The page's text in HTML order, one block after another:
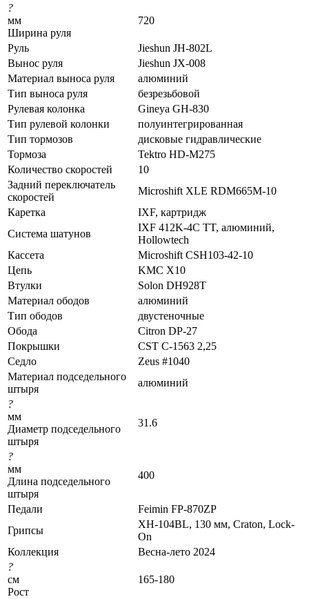
?
мм
Ширина руля
720
Руль
Jieshun JH-802L
Вынос руля
Jieshun JX-008
Материал выноса руля
алюминий
Тип выноса руля
безрезьбовой
Рулевая колонка
Gineya GH-830
Тип рулевой колонки
полуинтегрированная
Тип тормозов
дисковые гидравлические
Тормоза
Tektro HD-M275
Количество скоростей
10
Задний переключатель
скоростей
Microshift XLE RDM665M-10
Каретка
IXF, картридж
Система шатунов
IXF 412K-4C TT, алюминий,
Hollowtech
Кассета
Microshift CSH103-42-10
Цепь
KMC X10
Втулки
Solon DH928T
Материал ободов
алюминий
Тип ободов
двустеночные
Обода
Citron DP-27
Покрышки
CST C-1563 2,25
Седло
Zeus #1040
Материал подседельного
штыря
алюминий
?
мм
Диаметр подседельного
штыря
31.6
?
мм
Длина подседельного
штыря
400
Педали
Feimin FP-870ZP
Грипсы
XH-104BL, 130 мм, Craton, Lock-
On
Коллекция
Весна-лето 2024
?
см
Рост
165-180